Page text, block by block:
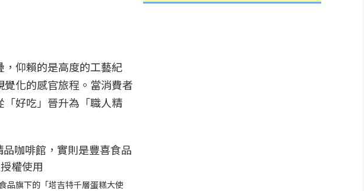
仰賴的是高度的工藝紀
化的感官旅程。當消費者
好吃」晉升為「職人精
品旗下的「塔吉特千層蛋糕大使